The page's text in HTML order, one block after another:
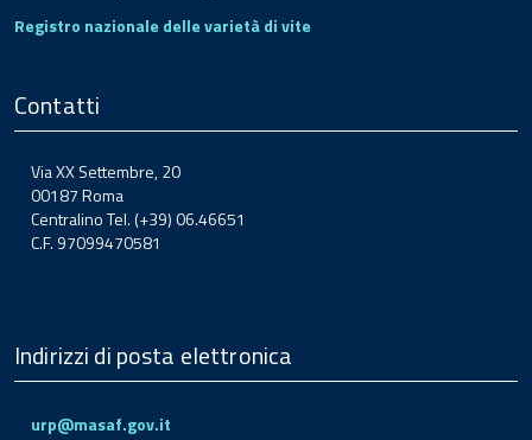
Registro nazionale delle varietà di vite
Contatti
Via XX Settembre, 20
00187 Roma
Centralino Tel. (+39) 06.46651
C.F. 97099470581
Indirizzi di posta elettronica
urp@masaf.gov.it